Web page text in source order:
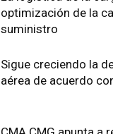
optimización de la
suministro
Sigue creciendo la
aérea de acuerdo